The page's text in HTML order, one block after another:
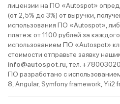
лицензии на ПО «Autospot»
(от 2,5% до 3%) от выручки,
использования ПО «Autospot»,
платеж от 1100 рублей за
использованием ПО «Autospot»
стоимости отправьте заявку
info@autospot.ru , тел.
ПО разработано с
8, Angular, Symfony framework, Yii2